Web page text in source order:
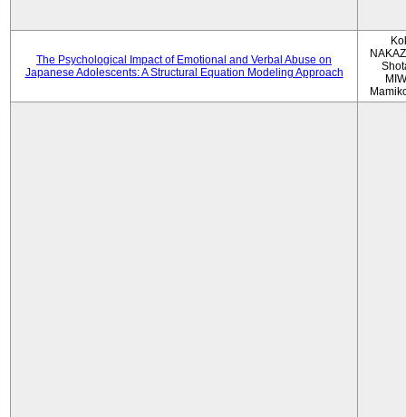
The Psychological Impact of Emotional and Verbal Abuse on
Japanese Adolescents: A Structural Equation Modeling Approach